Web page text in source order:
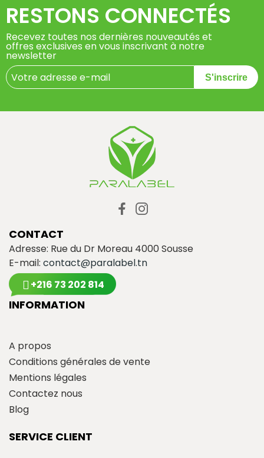
RESTONS CONNECTÉS
Recevez toutes nos dernières nouveautés et
offres exclusives en vous inscrivant à notre
newsletter
S'inscrire
CONTACT
Adresse: Rue du Dr Moreau 4000 Sousse
E-mail: contact@paralabel.tn
+216 73 202 814
INFORMATION
A propos
Conditions générales de vente
Mentions légales
Contactez nous
Blog
SERVICE CLIENT